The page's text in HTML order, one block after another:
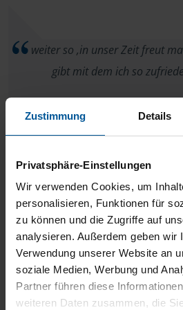
Zustimmung Details
Privatsphäre-Einstellungen
Wir verwenden Cookies, um
personalisieren, Funktionen für
zu können und die Zugriffe auf
analysieren. Außerdem geben wir
Verwendung unserer Website an
soziale Medien, Werbung und
Partner führen diese
weiteren Daten zusammen, die
weiter so ,in unser Zeit freut
gibt mit dem ich so
Bitte machen sie so
anonymes VLH-